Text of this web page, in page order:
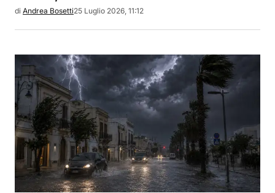
di Andrea Bosetti25 Luglio 2026, 11:12